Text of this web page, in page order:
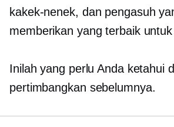
kakek-nenek, dan pengasuh
memberikan yang terbaik
Inilah yang perlu Anda ketahui
pertimbangkan sebelumnya.